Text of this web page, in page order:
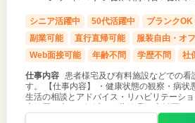
シニア活躍中 50代活躍中 ブランクOK
副業可能
直行直帰可能
服装自由・オ
Web面接可能
年齢不問 学歴不問 社
仕事内容 患者様宅及び有料施設などでの看
す。 【仕事内容】 ・健康状態の観察・病状
生活の相談とアドバイス・リハビリテーシ